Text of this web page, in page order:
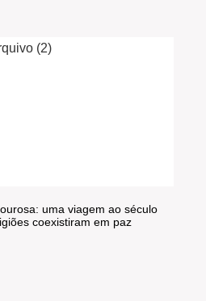
uma viagem ao século
coexistiram em paz